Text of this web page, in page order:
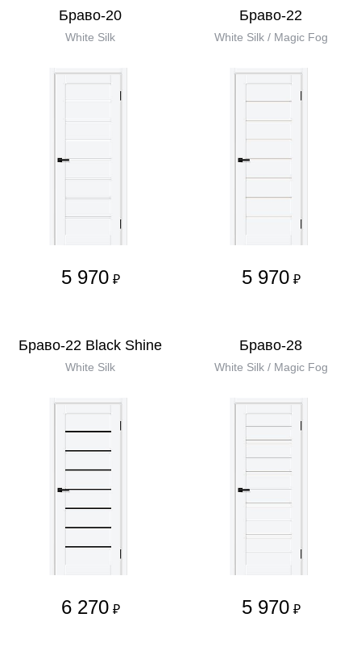
Браво-20
White Silk
5 970 ₽
Браво-22
White Silk / Magic Fog
5 970 ₽
Браво-22 Black Shine
White Silk
6 270 ₽
Браво-28
White Silk / Magic Fog
5 970 ₽